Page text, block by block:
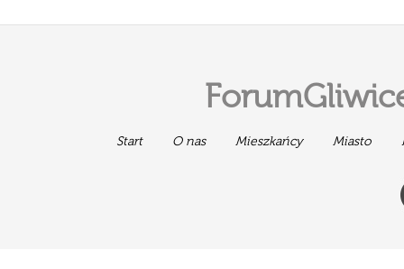
Start O nas Mieszkańcy Miasto